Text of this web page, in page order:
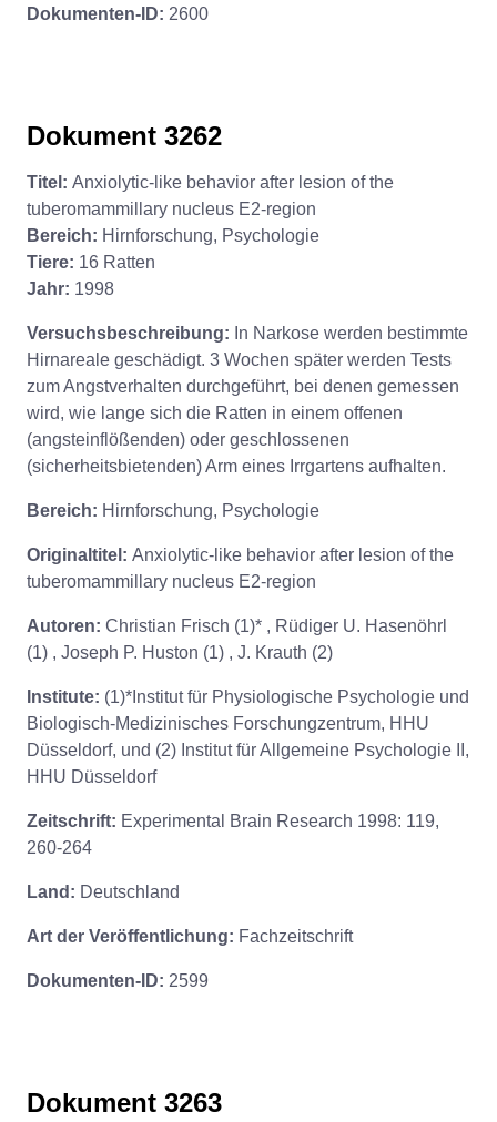
Dokumenten-ID: 2600
Dokument 3262
Titel: Anxiolytic-like behavior after lesion of the
tuberomammillary nucleus E2-region
Bereich: Hirnforschung, Psychologie
Tiere: 16 Ratten
Jahr: 1998
Versuchsbeschreibung: In Narkose werden bestimmte
Hirnareale geschädigt. 3 Wochen später werden Tests
zum Angstverhalten durchgeführt, bei denen gemessen
wird, wie lange sich die Ratten in einem offenen
(angsteinflößenden) oder geschlossenen
(sicherheitsbietenden) Arm eines Irrgartens aufhalten.
Bereich: Hirnforschung, Psychologie
Originaltitel: Anxiolytic-like behavior after lesion of the
tuberomammillary nucleus E2-region
Autoren: Christian Frisch (1)* , Rüdiger U. Hasenöhrl
(1) , Joseph P. Huston (1) , J. Krauth (2)
Institute: (1)*Institut für Physiologische Psychologie und
Biologisch-Medizinisches Forschungzentrum, HHU
Düsseldorf, und (2) Institut für Allgemeine Psychologie II,
HHU Düsseldorf
Zeitschrift: Experimental Brain Research 1998: 119,
260-264
Land: Deutschland
Art der Veröffentlichung: Fachzeitschrift
Dokumenten-ID: 2599
Dokument 3263